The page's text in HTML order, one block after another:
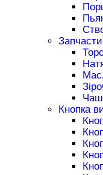
Кнопка